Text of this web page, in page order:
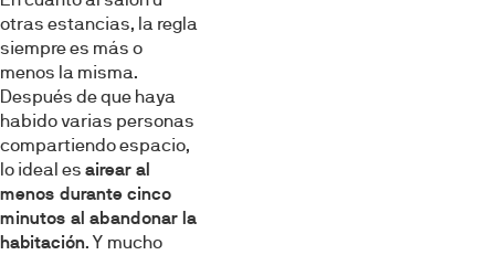
otras estancias, la regla
siempre es más o
menos la misma.
Después de que haya
habido varias personas
compartiendo espacio,
lo ideal es airear al
menos durante cinco
minutos al abandonar la
habitación. Y mucho